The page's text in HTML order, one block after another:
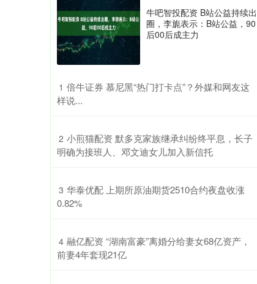
牛吧智投配资 B站公益持续出
圈，李旎表示：B站公益，90
后00后成主力
1 ​倍牛证券 慕尼黑“热门打卡点”？外媒和网友这
样说...
2 ​小煎猫配资 默多克家族继承纠纷终平息，长子
明确为接班人、邓文迪女儿加入新信托
3 ​华泰优配 上期所原油期货2510合约夜盘收涨
0.82%
4 ​融亿配资 “湖南富豪”离婚分给妻女68亿资产，
前妻4年套现21亿